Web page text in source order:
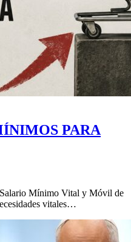
PARA
Mínimo Vital y Móvil de
vitales…